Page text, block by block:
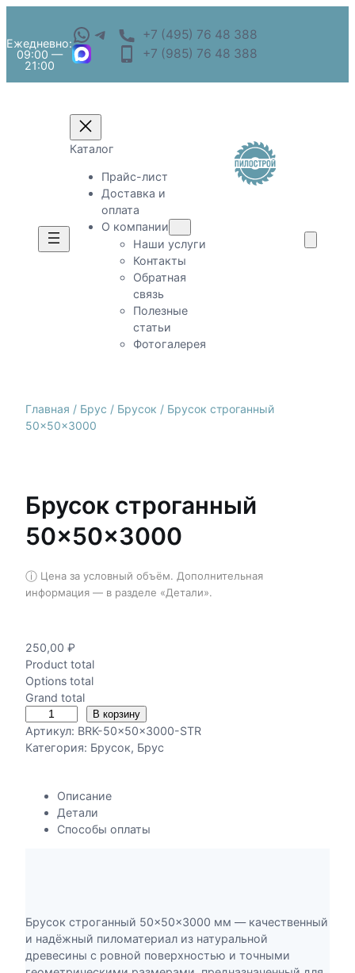
Ежедневно:
09:00 —
21:00
+7 (495) 76 48 388
+7 (985) 76 48 388
Каталог
Прайс-лист
Доставка и
оплата
О компании
Наши услуги
Контакты
Обратная
связь
Полезные
статьи
Фотогалерея
Главная / Брус / Брусок / Брусок строганный
50×50×3000
Брусок строганный
50×50×3000
ⓘ Цена за условный объём. Дополнительная
информация — в разделе «Детали».
250,00 ₽
Product total
Options total
Grand total
о
л
а
р
а
В корзину
Артикул: BRK-50x50x3000-STR
Категория: Брусок, Брус
Описание
Детали
Способы оплаты
Брусок строганный 50×50×3000 мм — качественный
и надёжный пиломатериал из натуральной
древесины с ровной поверхностью и точными